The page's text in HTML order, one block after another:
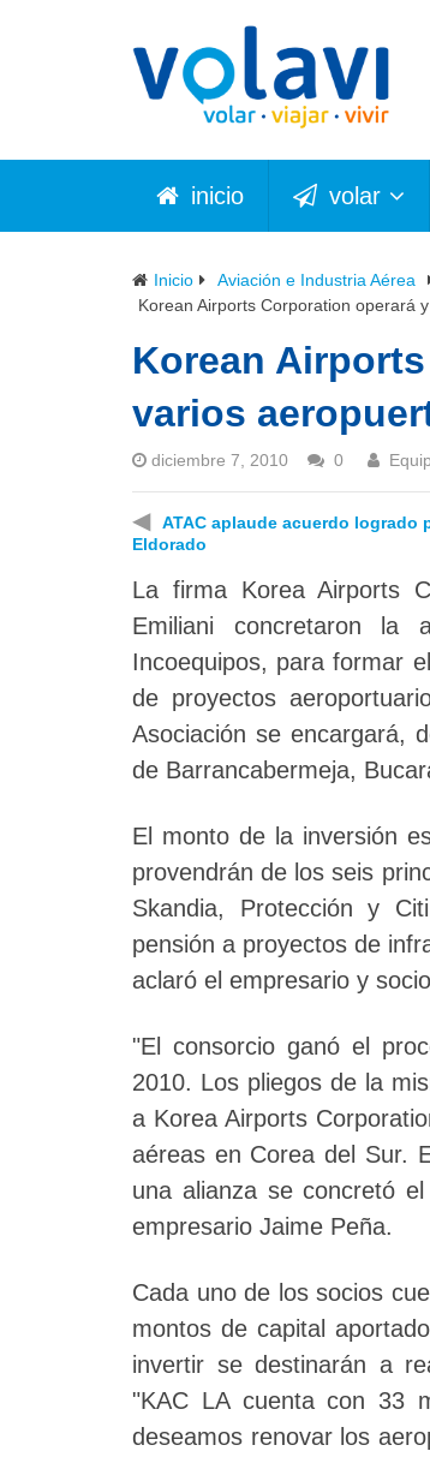
inicio volar
Inicio Aviación e Industria Aérea
Korean Airports Corporation operará
Korean
varios
diciembre 7, 2010 0
◀
ATAC aplaude acuerdo logrado
Eldorado
La firma Korea Airports
Emiliani concretaron la
Incoequipos, para formar
de proyectos
Asociación se encargará,
de Barrancabermeja,
El monto de la inversión
provendrán de los seis
Skandia, Protección y
pensión a proyectos de
aclaró el empresario y
"El consorcio ganó el
2010. Los pliegos de la
a Korea Airports
aéreas en Corea del Sur.
una alianza se concretó
empresario Jaime Peña.
Cada uno de los socios
montos de capital
invertir se destinarán a
"KAC LA cuenta con 33
deseamos renovar los